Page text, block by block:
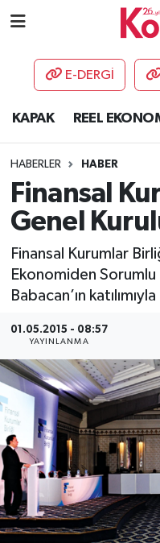
E-DERGİ
KAPAK REEL
HABERLER HABER
Finansal
Genel
Finansal Kurumlar
Ekonomiden Sorumlu
Babacan’ın
01.05.2015 - 08:57
YAYINLANMA
AKADEMİ
DESTEK-TEŞVİK
GÜNCEL
HABERLER
OSB
SEKTÖR
ŞİRKET PANO
SÖYLEŞİ
ÜLKE